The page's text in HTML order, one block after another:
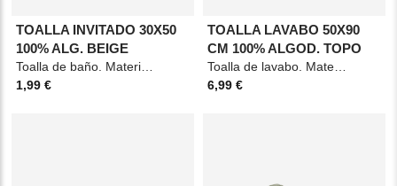
TOALLA INVITADO 30X50
100% ALG. BEIGE
1,99 €
TOALLA LAVABO 50X90
CM 100% ALGOD. TOPO
6,99 €